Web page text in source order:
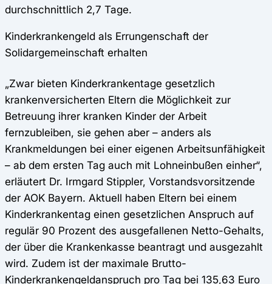
durchschnittlich 2,7 Tage.
Kinderkrankengeld als Errungenschaft der
Solidargemeinschaft erhalten
„Zwar bieten Kinderkrankentage gesetzlich
krankenversicherten Eltern die Möglichkeit zur
Betreuung ihrer kranken Kinder der Arbeit
fernzubleiben, sie gehen aber – anders als
Krankmeldungen bei einer eigenen Arbeitsunfähigkeit
– ab dem ersten Tag auch mit Lohneinbußen einher“,
erläutert Dr. Irmgard Stippler, Vorstandsvorsitzende
der AOK Bayern. Aktuell haben Eltern bei einem
Kinderkrankentag einen gesetzlichen Anspruch auf
regulär 90 Prozent des ausgefallenen Netto-Gehalts,
der über die Krankenkasse beantragt und ausgezahlt
wird. Zudem ist der maximale Brutto-
Kinderkrankengeldanspruch pro Tag bei 135,63 Euro